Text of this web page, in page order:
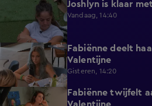
Joshlyn is klaar
Vandaag, 14:40
0:29
Fabiënne deelt
Valentijne
Gisteren, 14:20
0:58
Fabiënne twijfelt